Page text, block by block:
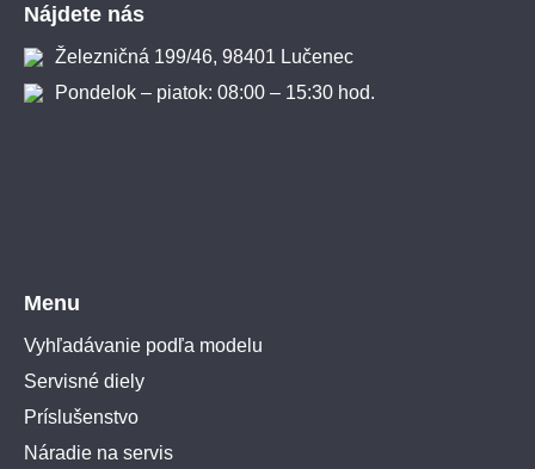
Nájdete nás
Železničná 199/46, 98401 Lučenec
Pondelok – piatok: 08:00 – 15:30 hod.
Menu
Vyhľadávanie podľa modelu
Servisné diely
Príslušenstvo
Náradie na servis